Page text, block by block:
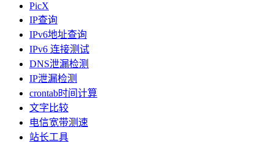
PicX
IP查询
IPv6地址查询
IPv6 连接测试
DNS泄漏检测
IP泄漏检测
crontab时间计算
文字比较
电信宽带测速
站长工具